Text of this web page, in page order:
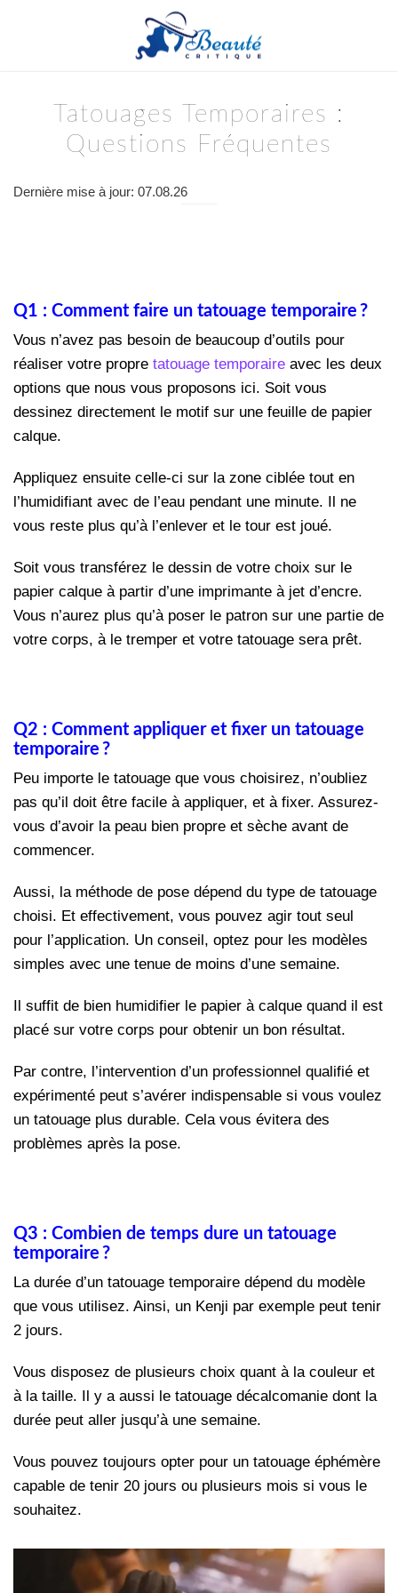
Tatouages Temporaires :
Questions Fréquentes
Dernière mise à jour: 07.08.26
Q1 : Comment faire un tatouage temporaire ?
Vous n’avez pas besoin de beaucoup d’outils pour
réaliser votre propre tatouage temporaire avec les deux
options que nous vous proposons ici. Soit vous
dessinez directement le motif sur une feuille de papier
calque.
Appliquez ensuite celle-ci sur la zone ciblée tout en
l’humidifiant avec de l’eau pendant une minute. Il ne
vous reste plus qu’à l’enlever et le tour est joué.
Soit vous transférez le dessin de votre choix sur le
papier calque à partir d’une imprimante à jet d’encre.
Vous n’aurez plus qu’à poser le patron sur une partie de
votre corps, à le tremper et votre tatouage sera prêt.
Q2 : Comment appliquer et fixer un tatouage
temporaire ?
Peu importe le tatouage que vous choisirez, n’oubliez
pas qu’il doit être facile à appliquer, et à fixer. Assurez-
vous d’avoir la peau bien propre et sèche avant de
commencer.
Aussi, la méthode de pose dépend du type de tatouage
choisi. Et effectivement, vous pouvez agir tout seul
pour l’application. Un conseil, optez pour les modèles
simples avec une tenue de moins d’une semaine.
Il suffit de bien humidifier le papier à calque quand il est
placé sur votre corps pour obtenir un bon résultat.
Par contre, l’intervention d’un professionnel qualifié et
expérimenté peut s’avérer indispensable si vous voulez
un tatouage plus durable. Cela vous évitera des
problèmes après la pose.
Q3 : Combien de temps dure un tatouage
temporaire ?
La durée d’un tatouage temporaire dépend du modèle
que vous utilisez. Ainsi, un Kenji par exemple peut tenir
2 jours.
Vous disposez de plusieurs choix quant à la couleur et
à la taille. Il y a aussi le tatouage décalcomanie dont la
durée peut aller jusqu’à une semaine.
Vous pouvez toujours opter pour un tatouage éphémère
capable de tenir 20 jours ou plusieurs mois si vous le
souhaitez.